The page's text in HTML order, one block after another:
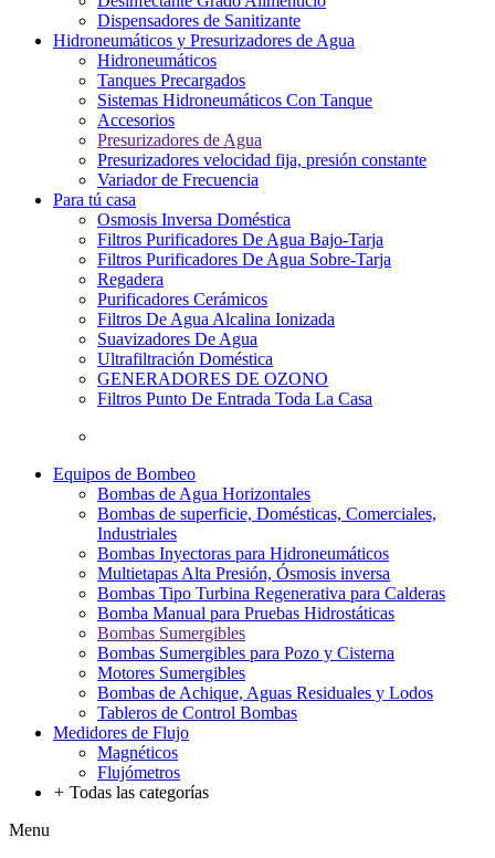
Dispensadores de Sanitizante
Hidroneumáticos y Presurizadores de Agua
Hidroneumáticos
Tanques Precargados
Sistemas Hidroneumáticos Con Tanque
Accesorios
Presurizadores de Agua
Presurizadores velocidad fija, presión constante
Variador de Frecuencia
Para tú casa
Osmosis Inversa Doméstica
Filtros Purificadores De Agua Bajo-Tarja
Filtros Purificadores De Agua Sobre-Tarja
Regadera
Purificadores Cerámicos
Filtros De Agua Alcalina Ionizada
Suavizadores De Agua
Ultrafiltración Doméstica
GENERADORES DE OZONO
Filtros Punto De Entrada Toda La Casa
Equipos de Bombeo
Bombas de Agua Horizontales
Bombas de superficie, Domésticas, Comerciales,
Industriales
Bombas Inyectoras para Hidroneumáticos
Multietapas Alta Presión, Ósmosis inversa
Bombas Tipo Turbina Regenerativa para Calderas
Bomba Manual para Pruebas Hidrostáticas
Bombas Sumergibles
Bombas Sumergibles para Pozo y Cisterna
Motores Sumergibles
Bombas de Achique, Aguas Residuales y Lodos
Tableros de Control Bombas
Medidores de Flujo
Magnéticos
Flujómetros
+ Todas las categorías
Menu